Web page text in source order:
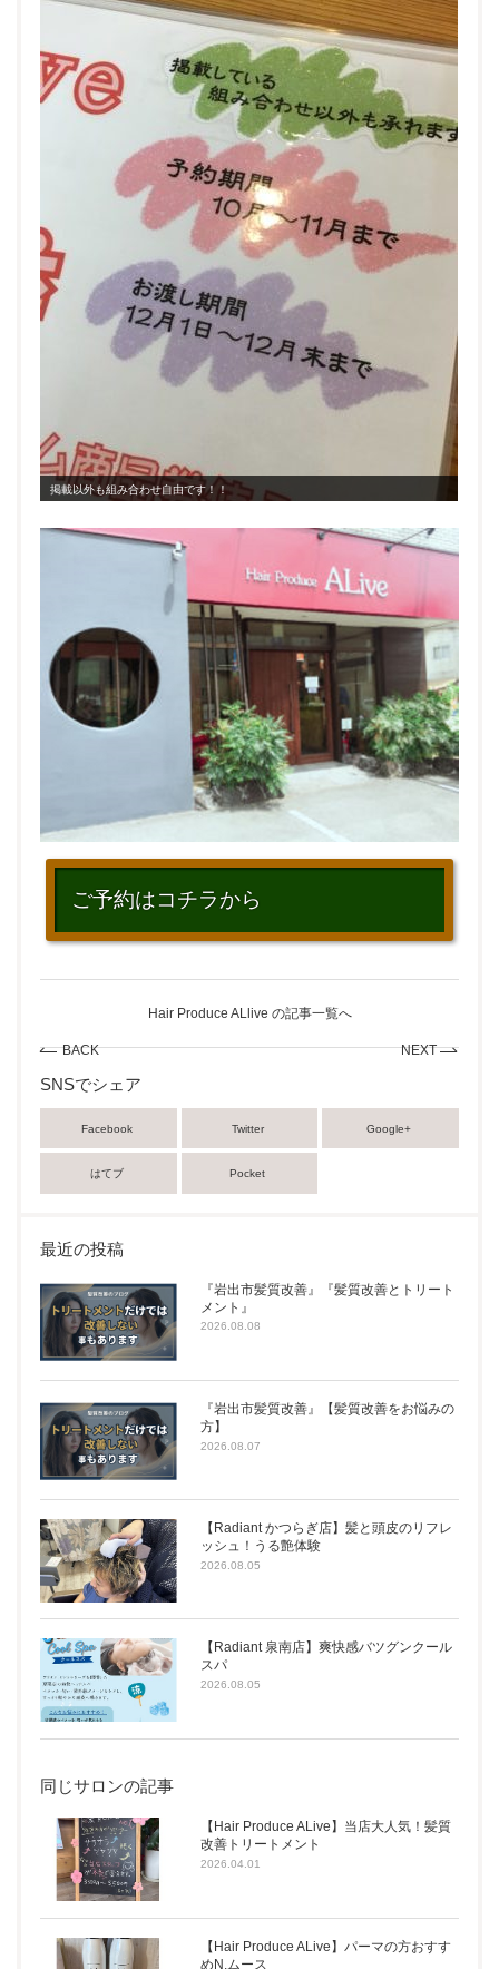
掲載以外も組み合わせ自由です！！
ご予約はコチラから
BACK
Hair Produce ALlive の記事一覧へ
NEXT
SNSでシェア
Facebook Twitter Google+
はてブ Pocket
最近の投稿
『岩出市髪質改善』『髪質改善とトリート
メント』
2026.08.08
『岩出市髪質改善』【髪質改善をお悩みの
方】
2026.08.07
【Radiant かつらぎ店】髪と頭皮のリフレ
ッシュ！うる艶体験
2026.08.05
【Radiant 泉南店】爽快感バツグンクール
スパ
2026.08.05
同じサロンの記事
【Hair Produce ALive】当店大人気！髪質
改善トリートメント
2026.04.01
【Hair Produce ALive】パーマの方おすす
めN.ムース